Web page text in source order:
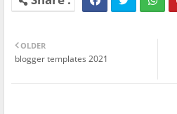
OLDER
blogger templates 2021